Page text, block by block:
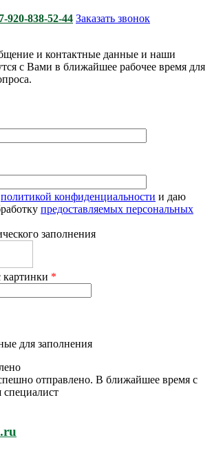
920-838-52-44 Заказать звонок
и контактные данные и наши
с Вами в ближайшее рабочее время для
политикой конфиденциальности и даю
предоставляемых персональных
заполнения
*
для заполнения
отправлено. В ближайшее время с